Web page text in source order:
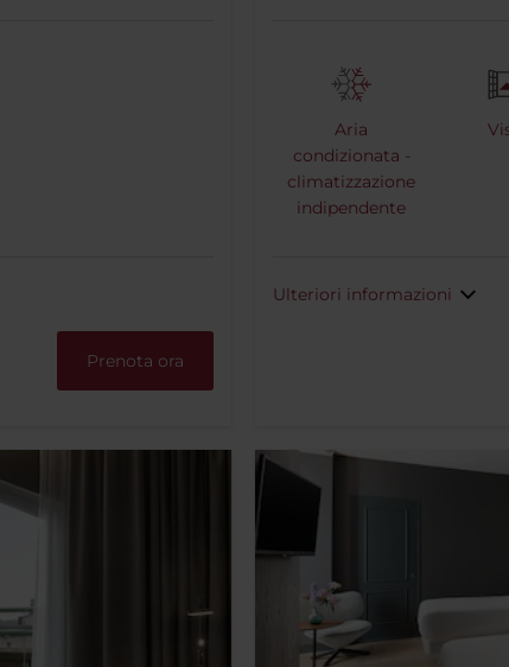
Prenota ora
Aria
condizionata -
climatizzazione
indipendente
Ulteriori informazioni